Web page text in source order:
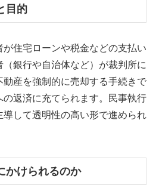
目的
住宅ローンや税金などの支払い
銀行や自治体など）が裁判所に
産を強制的に売却する手続きで
返済に充てられます。民事執行
して透明性の高い形で進められ
かけられるのか